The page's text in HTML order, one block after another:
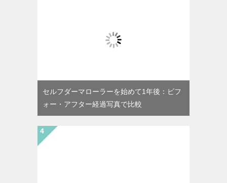
セルフダーマローラーを始めて1年後：ビフ
ォー・アフター経過写真で比較